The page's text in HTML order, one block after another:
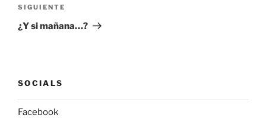
Siguiente
entrada
SIGUIENTE
¿Y si mañana…?
SOCIALS
Facebook